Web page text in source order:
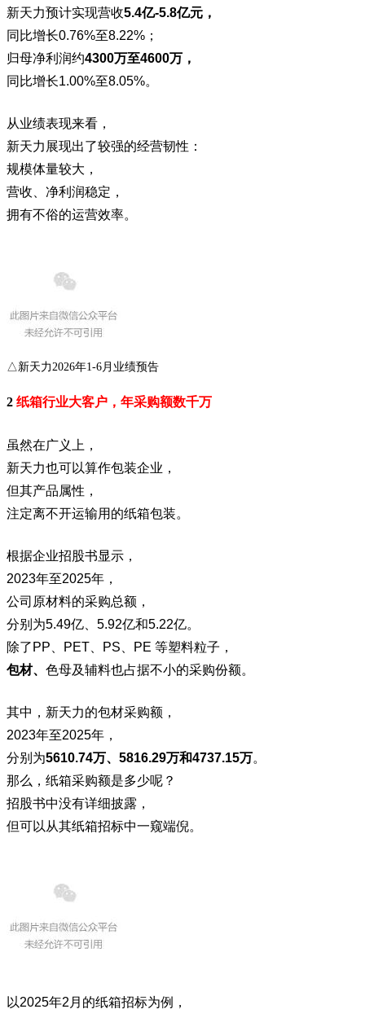
新天力预计实现营收5.4亿-5.8亿元，
同比增长0.76%至8.22%；
归母净利润约4300万至4600万，
同比增长1.00%至8.05%。
从业绩表现来看，
新天力展现出了较强的经营韧性：
规模体量较大，
营收、净利润稳定，
拥有不俗的运营效率。
△新天力2026年1-6月业绩预告
2 纸箱行业大客户，年采购额数千万
虽然在广义上，
新天力也可以算作包装企业，
但其产品属性，
注定离不开运输用的纸箱包装。
根据企业招股书显示，
2023年至2025年，
公司原材料的采购总额，
分别为5.49亿、5.92亿和5.22亿。
除了PP、PET、PS、PE 等塑料粒子，
包材、 色母及辅料也占据不小的采购份额。
其中，新天力的包材采购额，
2023年至2025年，
分别为5610.74万、5816.29万和4737.15万。
那么，纸箱采购额是多少呢？
招股书中没有详细披露，
但可以从其纸箱招标中一窥端倪。
以2025年2月的纸箱招标为例，